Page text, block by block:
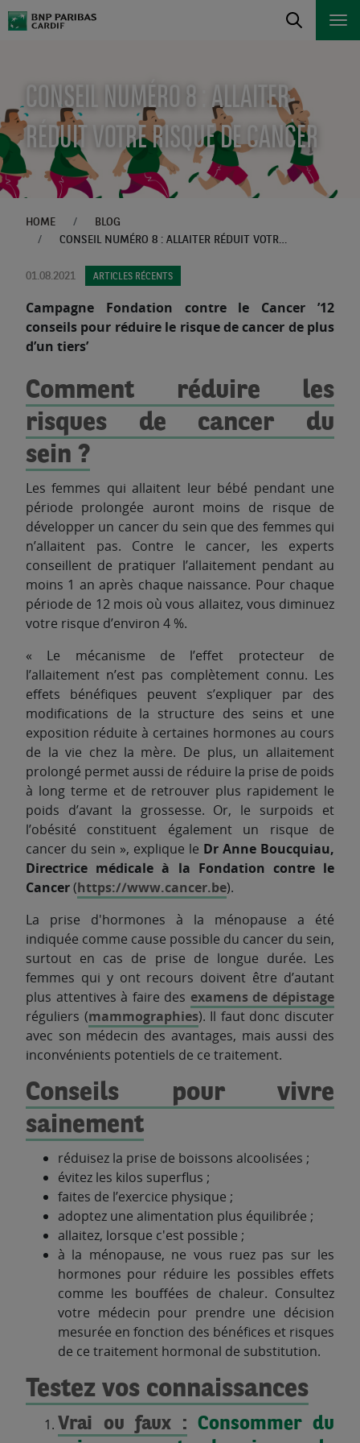
CONSEIL NUMÉRO 8 : ALLAITER
RÉDUIT VOTRE RISQUE DE CANCER
HOME
BLOG
CONSEIL NUMÉRO 8 : ALLAITER RÉDUIT VOTRE RISQUE DE CANCER
01.08.2021 ARTICLES RÉCENTS
Campagne Fondation contre le Cancer ’12
conseils pour réduire le risque de cancer de plus
d’un tiers’
Comment réduire les
risques de cancer du
sein ?
Les femmes qui allaitent leur bébé pendant une
période prolongée auront moins de risque de
développer un cancer du sein que des femmes qui
n’allaitent pas. Contre le cancer, les experts
conseillent de pratiquer l’allaitement pendant au
moins 1 an après chaque naissance. Pour chaque
période de 12 mois où vous allaitez, vous diminuez
votre risque d’environ 4 %.
« Le mécanisme de l’effet protecteur de
l’allaitement n’est pas complètement connu. Les
effets bénéfiques peuvent s’expliquer par des
modifications de la structure des seins et une
exposition réduite à certaines hormones au cours
de la vie chez la mère. De plus, un allaitement
prolongé permet aussi de réduire la prise de poids
à long terme et de retrouver plus rapidement le
poids d’avant la grossesse. Or, le surpoids et
l’obésité constituent également un risque de
cancer du sein », explique le Dr Anne Boucquiau,
Directrice médicale à la Fondation contre le
Cancer(https://www.cancer.be).
La prise d'hormones à la ménopause a été
indiquée comme cause possible du cancer du sein,
surtout en cas de prise de longue durée. Les
femmes qui y ont recours doivent être d’autant
plus attentives à faire des examens de dépistage
réguliers (mammographies). Il faut donc discuter
avec son médecin des avantages, mais aussi des
inconvénients potentiels de ce traitement.
Conseils pour vivre
sainement
réduisez la prise de boissons alcoolisées ;
évitez les kilos superflus ;
faites de l’exercice physique ;
adoptez une alimentation plus équilibrée ;
allaitez, lorsque c'est possible ;
à la ménopause, ne vous ruez pas sur les
hormones pour réduire les possibles effets
comme les bouffées de chaleur. Consultez
votre médecin pour prendre une décision
mesurée en fonction des bénéfices et risques
de ce traitement hormonal de substitution.
Testez vos connaissances
Vrai ou faux : Consommer du